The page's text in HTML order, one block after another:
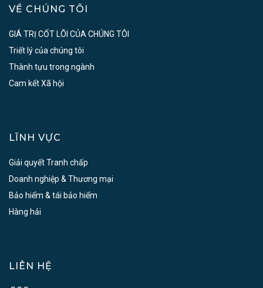
VỀ CHÚNG TÔI
GIÁ TRỊ CỐT LÕI CỦA CHÚNG TÔI
Triết lý của chúng tôi
Thành tựu trong ngành
Cam kết Xã hội
LĨNH VỰC
Giải quyết Tranh chấp
Doanh nghiệp & Thương mại
Bảo hiểm & tái bảo hiểm
Hàng hải
LIÊN HỆ